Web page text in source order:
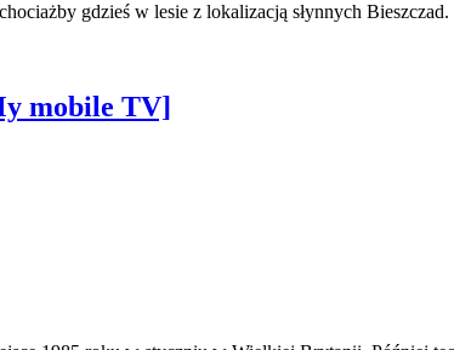
gdzieś w lesie z lokalizacją słynnych
mobile TV]